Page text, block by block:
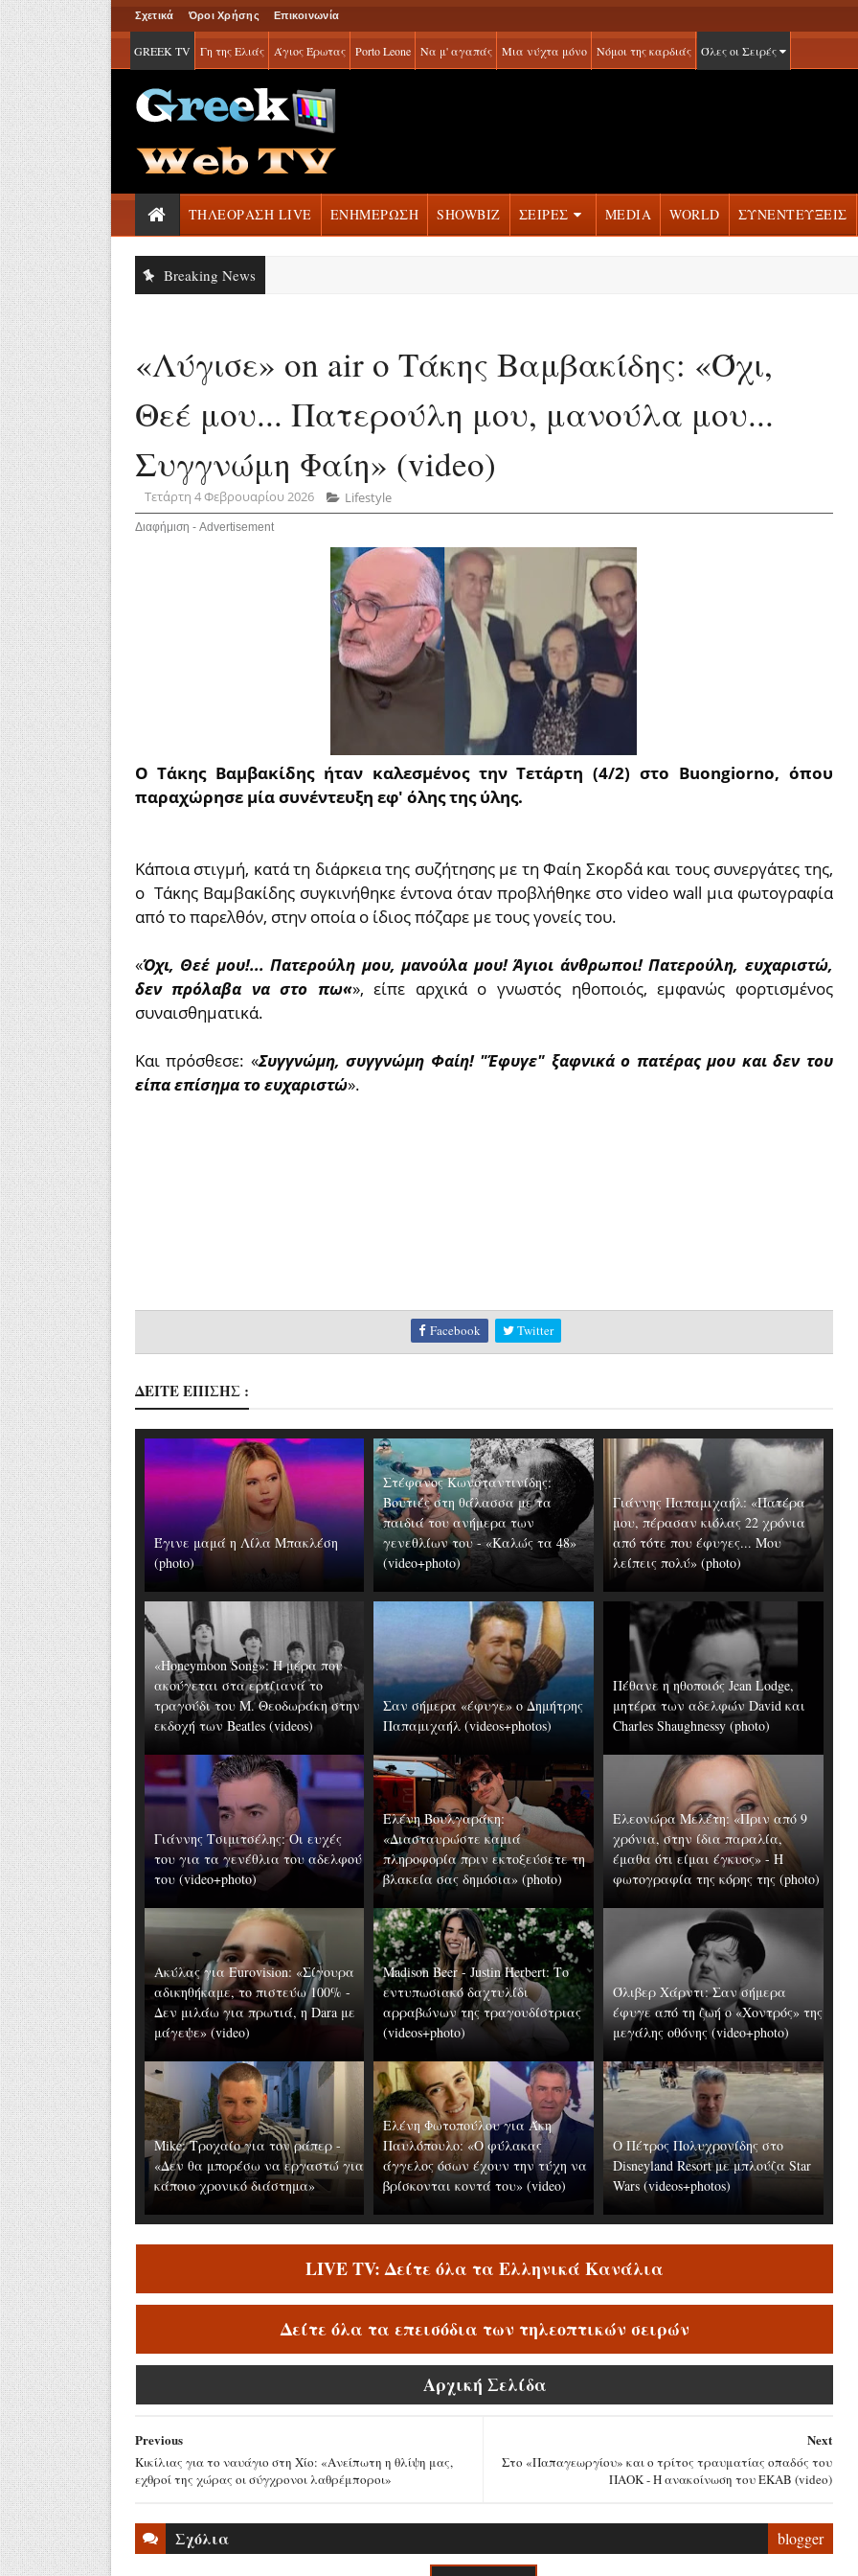
Σχετικά Όροι Χρήσης Επικοινωνία
GREEK TV Γη της Ελιάς Άγιος Έρωτας Porto Leone Να μ' αγαπάς Μια νύχτα μόνο Νόμοι της καρδιάς Όλες οι Σειρές
ΤΗΛΕΟΡΑΣΗ LIVE ΕΝΗΜΕΡΩΣΗ SHOWBIZ ΣΕΙΡΕΣ MEDIA WORLD ΣΥΝΕΝΤΕΥΞΕΙΣ
Breaking News
«Λύγισε» on air ο Τάκης Βαμβακίδης: «Όχι,
Θεέ μου... Πατερούλη μου, μανούλα μου...
Συγγνώμη Φαίη» (video)
Τετάρτη 4 Φεβρουαρίου 2026 Lifestyle
Διαφήμιση - Advertisement
Ο Τάκης Βαμβακίδης ήταν καλεσμένος την Τετάρτη (4/2) στο Buongiorno, όπου
παραχώρησε μία συνέντευξη εφ' όλης της ύλης.
Κάποια στιγμή, κατά τη διάρκεια της συζήτησης με τη Φαίη Σκορδά και τους συνεργάτες της,
ο Τάκης Βαμβακίδης συγκινήθηκε έντονα όταν προβλήθηκε στο video wall μια φωτογραφία
από το παρελθόν, στην οποία ο ίδιος πόζαρε με τους γονείς του.
«Όχι, Θεέ μου!... Πατερούλη μου, μανούλα μου! Άγιοι άνθρωποι! Πατερούλη, ευχαριστώ,
δεν πρόλαβα να στο πω«», είπε αρχικά ο γνωστός ηθοποιός, εμφανώς φορτισμένος
συναισθηματικά.
Και πρόσθεσε: «Συγγνώμη, συγγνώμη Φαίη! "Έφυγε" ξαφνικά ο πατέρας μου και δεν του
είπα επίσημα το ευχαριστώ».
Facebook Twitter
ΔΕΙΤΕ ΕΠΙΣΗΣ :
Έγινε μαμά η Λίλα Μπακλέση
(photo)
Στέφανος Κωνσταντινίδης:
Βουτιές στη θάλασσα με τα
παιδιά του ανήμερα των
γενεθλίων του - «Καλώς τα 48»
(video+photo)
Γιάννης Παπαμιχαήλ: «Πατέρα
μου, πέρασαν κιόλας 22 χρόνια
από τότε που έφυγες... Μου
λείπεις πολύ» (photo)
«Honeymoon Song»: Η μέρα που
ακούγεται στα ερτζιανά το
τραγούδι του Μ. Θεοδωράκη στην
εκδοχή των Beatles (videos)
Σαν σήμερα «έφυγε» ο Δημήτρης
Παπαμιχαήλ (videos+photos)
Πέθανε η ηθοποιός Jean Lodge,
μητέρα των αδελφών David και
Charles Shaughnessy (photo)
Γιάννης Τσιμιτσέλης: Οι ευχές
του για τα γενέθλια του αδελφού
του (video+photo)
Ελένη Βουλγαράκη:
«Διασταυρώστε καμιά
πληροφορία πριν εκτοξεύσετε τη
βλακεία σας δημόσια» (photo)
Ελεονώρα Μελέτη: «Πριν από 9
χρόνια, στην ίδια παραλία,
έμαθα ότι είμαι έγκυος» - Η
φωτογραφία της κόρης της (photo)
Ακύλας για Eurovision: «Σίγουρα
αδικηθήκαμε, το πιστεύω 100% -
Δεν μιλάω για πρωτιά, η Dara με
μάγεψε» (video)
Madison Beer - Justin Herbert: Το
εντυπωσιακό δαχτυλίδι
αρραβώνων της τραγουδίστριας
(videos+photo)
Όλιβερ Χάρντι: Σαν σήμερα
έφυγε από τη ζωή ο «Χοντρός» της
μεγάλης οθόνης (video+photo)
Mike: Τροχαίο για τον ράπερ -
«Δεν θα μπορέσω να εργαστώ για
κάποιο χρονικό διάστημα»
Ελένη Φωτοπούλου για Άκη
Παυλόπουλο: «Ο φύλακας
άγγελος όσων έχουν την τύχη να
βρίσκονται κοντά του» (video)
Ο Πέτρος Πολυχρονίδης στο
Disneyland Resort με μπλούζα Star
Wars (videos+photos)
LIVE TV: Δείτε όλα τα Ελληνικά Κανάλια
Δείτε όλα τα επεισόδια των τηλεοπτικών σειρών
Αρχική Σελίδα
Next
Στο «Παπαγεωργίου» και ο τρίτος τραυματίας οπαδός του
ΠΑΟΚ - Η ανακοίνωση του ΕΚΑΒ (video)
Previous
Κικίλιας για το ναυάγιο στη Χίο: «Aνείπωτη η θλίψη μας,
εχθροί της χώρας οι σύγχρονοι λαθρέμποροι»
Σχόλια blogger